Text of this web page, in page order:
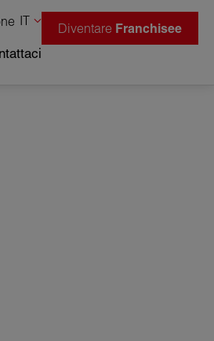
IT
Diventare Franchisee